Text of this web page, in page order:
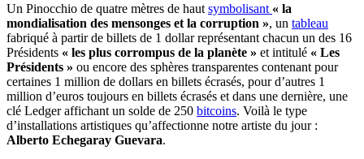
Un Pinocchio de quatre mètres de haut symbolisant « la
mondialisation des mensonges et la corruption », un tableau
fabriqué à partir de billets de 1 dollar représentant chacun un des 16
Présidents « les plus corrompus de la planète » et intitulé « Les
Présidents » ou encore des sphères transparentes contenant pour
certaines 1 million de dollars en billets écrasés, pour d’autres 1
million d’euros toujours en billets écrasés et dans une dernière, une
clé Ledger affichant un solde de 250 bitcoins. Voilà le type
d’installations artistiques qu’affectionne notre artiste du jour :
Alberto Echegaray Guevara.